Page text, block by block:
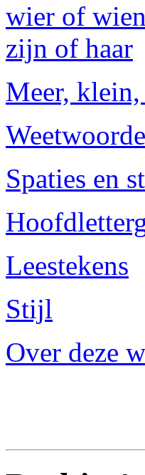
wier of
zijn of haar
Meer,
Spaties en
Leestekens
Stijl
Over deze